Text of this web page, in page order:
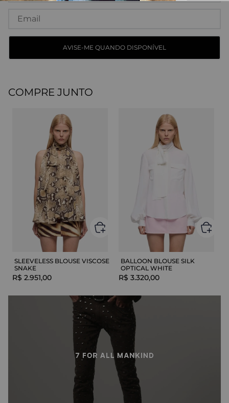
COMPRE JUNTO
SLEEVELESS BLOUSE VISCOSE
SNAKE
R$ 2.951,00
BALLOON BLOUSE SILK
OPTICAL WHITE
R$ 3.320,00